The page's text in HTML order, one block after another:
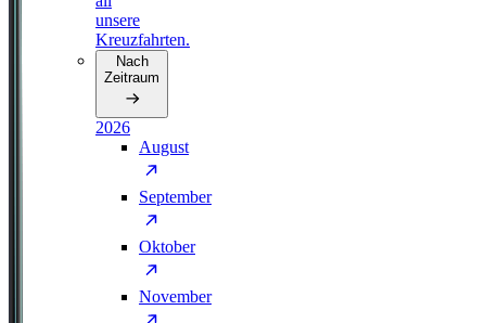
unsere
Kreuzfahrten.
Nach
Zeitraum
2026
August
September
Oktober
November